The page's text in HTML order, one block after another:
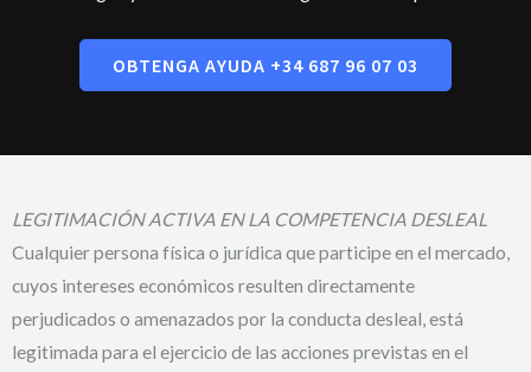
OBTENGA AYUDA +34 687 96 07 03
LEGITIMACIÓN ACTIVA EN LA COMPETENCIA DESLEAL
Cualquier persona física o jurídica que participe en el mercado,
cuyos intereses económicos resulten directamente
perjudicados o amenazados por la conducta desleal, está
legitimada para el ejercicio de las acciones previstas en el